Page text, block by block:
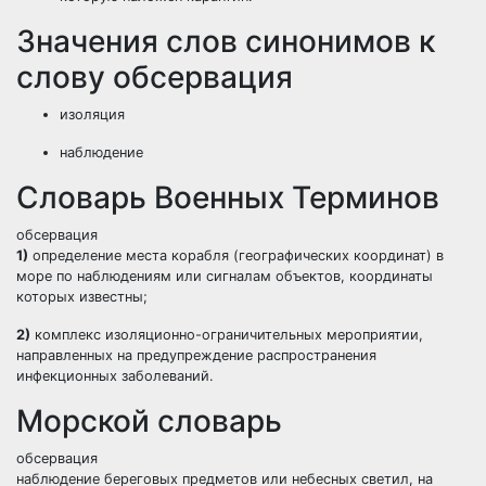
Значения слов синонимов к
слову обсервация
изоляция
наблюдение
Словарь Военных Терминов
обсервация
1) определение места корабля (географических координат) в
море по наблюдениям или сигналам объектов, координаты
которых известны;
2) комплекс изоляционно-ограничительных мероприятии,
направленных на предупреждение распространения
инфекционных заболеваний.
Морской словарь
обсервация
наблюдение береговых предметов или небесных светил, на